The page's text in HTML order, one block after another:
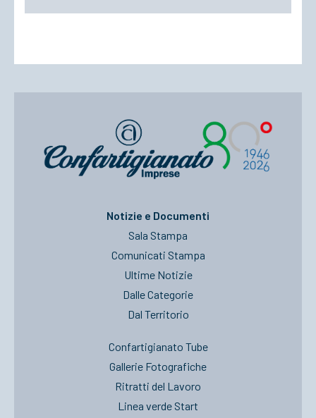
Notizie e Documenti
Sala Stampa
Comunicati Stampa
Ultime Notizie
Dalle Categorie
Dal Territorio
Confartigianato Tube
Gallerie Fotografiche
Ritratti del Lavoro
Linea verde Start